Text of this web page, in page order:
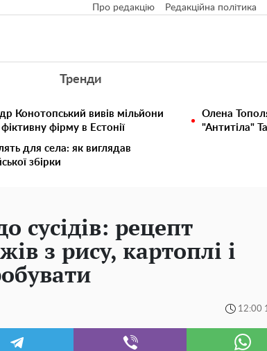
Про редакцію Редакційна політика
Тренди
Конотопський вивів мільйони
фірму в Естонії
Олена
"Антитіла"
для села: як виглядав
збірки
сусідів: рецепт
з рису, картоплі і
12:00